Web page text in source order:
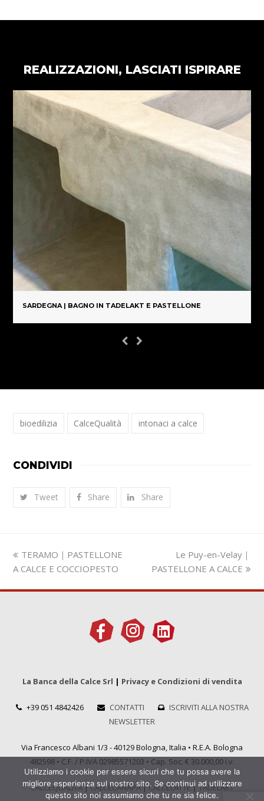
REALIZZAZIONI, LASCIATI ISPIRARE
SARDEGNA | BAGNO IN TADELAKT E PASTELLONE
bioedilizia CalceQualità intonaci a calce
CONDIVIDI
Tweet Share Share
Slide
precedente:
TERAMO｜PASTELLONE
A CALCE E COCCIOPESTO
visualizza
articolo:
Le Puy-en-Velay｜
PASTELLONE A CALCE
La Banca della Calce Srl | Privacy e Condizioni di vendita
+39 051 4842426 CONTATTI
ISCRIVITI ALLA NOSTRA
NEWSLETTER
Via Francesco Albani 1/3 - 40129 Bologna, Italia • R.E.A. Bologna
482598 • C.F. / P.IVA 02985571203 • Cap. Soc. € 30.000,00 i.v.
CALCEQUALITÀ|CALCECANAPA|CALCELATTE|TADELAKT
Utilizziamo i cookie per essere sicuri che tu possa avere la
migliore esperienza sul nostro sito. Se continui ad utilizzare
questo sito noi assumiamo che tu ne sia felice.